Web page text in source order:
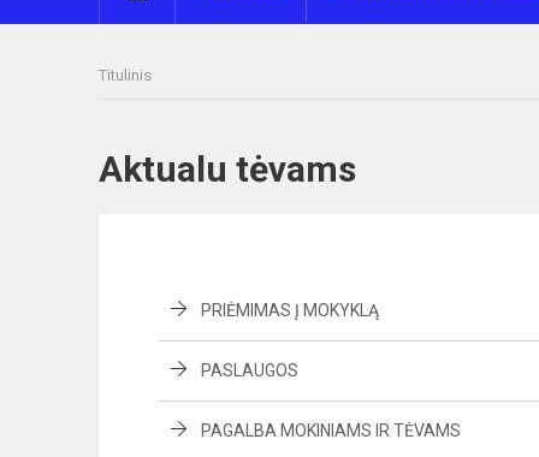
Titulinis
Aktualu tėvams
PRIĖMIMAS Į MOKYKLĄ
PASLAUGOS
PAGALBA MOKINIAMS IR TĖVAMS